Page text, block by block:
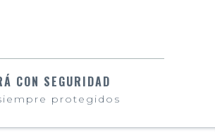
CON SEGURIDAD
protegidos